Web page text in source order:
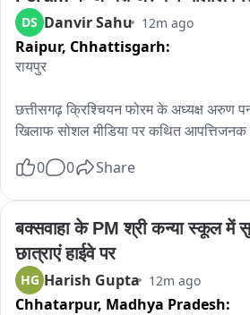
DS Danvir Sahu 12m ago
Raipur, Chhattisgarh:
रायपुर
छत्तीसगढ़ क्रिश्चियन फोरम के अध्यक्ष अरुण
खिलाफ सोशल मीडिया पर कथित आपत्तिजनक
सिविल लाइन थाने में दर्ज शिकायत और हिंदू
करने वाले अरुण पन्नालाल को गिरफ्तार कर
जिसके बाद सीजीएम कोर्ट ने सुनाया फैसला,
बजरंग दल के हंगामे के बाद दर्ज किया गया था
रिमांड पर लिया गया हिरासत में, सोशल मीडिया
डिलीट करने किया गया निर्देशित।
0 0 Share
बक्सवाहा के PM श्री कन्या स्कूल में
छात्राएं हाईवे पर
HG Harish Gupta 12m ago
Chhatarpur, Madhya Pradesh: